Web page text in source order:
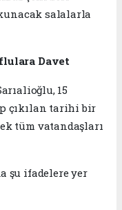
salalarla
Davet
15
çıkılan tarihi bir
tüm vatandaşları
şu ifadelere yer